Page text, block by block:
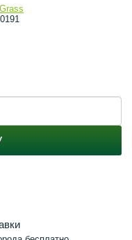
Grass